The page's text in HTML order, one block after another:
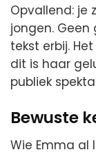
Opvallend: je
jongen.
tekst erbij.
dit is haar
publiek
Bewuste
Wie Emma al